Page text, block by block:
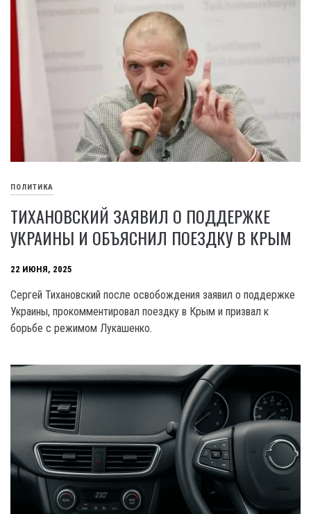
ПОЛИТИКА
ТИХАНОВСКИЙ ЗАЯВИЛ О ПОДДЕРЖКЕ
УКРАИНЫ И ОБЪЯСНИЛ ПОЕЗДКУ В КРЫМ
22 ИЮНЯ, 2025
Сергей Тихановский после освобождения заявил о поддержке
Украины, прокомментировал поездку в Крым и призвал к
борьбе с режимом Лукашенко.